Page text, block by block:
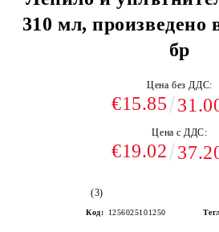
310 мл, произведено
бр
Цена без ДДС:
€15.85
Цена с ДДС:
€19.02
(3)
Код: 1256025101250